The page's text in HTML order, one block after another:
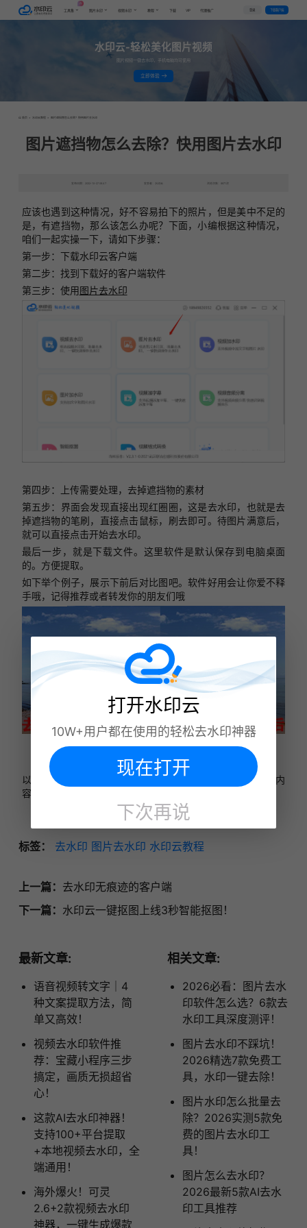
工具集
AI
图片水印 视频水印 教程 下载 VIP 代理推广 登录 下载客户端
水印云-轻松美化图片视频
图片视频一键去水印，手机电脑均可使用
立即体验
首页 > 水印云教程 > 图片遮挡物怎么去除？快用图片去水印
图片遮挡物怎么去除？快用图片去水印
发布日期：2022-10-27 06:47 发表者：水印云 浏览次数：8871次
应该也遇到这种情况，好不容易拍下的照片，但是美中不足的
是，有遮挡物，那么该怎么办呢？下面，小编根据这种情况，
咱们一起实操一下，请如下步骤：
第一步：下载水印云客户端
第二步：找到下载好的客户端软件
第三步：使用 图片去水印
第四步：上传需要处理，去掉遮挡物的素材
第五步：界面会发现直接出现红圈圈，这是去水印，也就是去
掉遮挡物的笔刷，直接点击鼠标，刷去即可。待图片满意后，
就可以直接点击开始去水印。
最后一步，就是下载文件。这里软件是默认保存到电脑桌面
的。方便提取。
如下举个例子，展示下前后对比图吧。软件好用会让你爱不释
手哦，记得推荐或者转发你的朋友们哦
以上就是 图片遮挡物怎么去除
使用图片去水印功能的干货内
容，预知更多资讯，请持续关注。
标签： 去水印 图片去水印 水印云教程
上一篇： 去水印无痕迹的客户端
下一篇： 水印云一键抠图上线3秒智能抠图！
最新文章:
语音视频转文字｜4
种文案提取方法，简
单又高效！
视频去水印软件推
荐：宝藏小程序三步
搞定，画质无损超省
心！
这款AI去水印神器！
支持100+平台提取
+本地视频去水印，全
端通用！
海外爆火！可灵
2.6+2款视频去水印
神器，一键生成爆款
相关文章:
2026必看：图片去水
印软件怎么选？6款去
水印工具深度测评！
图片去水印不踩坑！
2026精选7款免费工
具，水印一键去除！
图片水印怎么批量去
除？2026实测5款免
费的图片去水印工
具！
图片怎么去水印？
2026最新5款AI去水
印工具推荐
打开水印云
10W+用户都在使用的轻松去水印神器
现在打开
下次再说